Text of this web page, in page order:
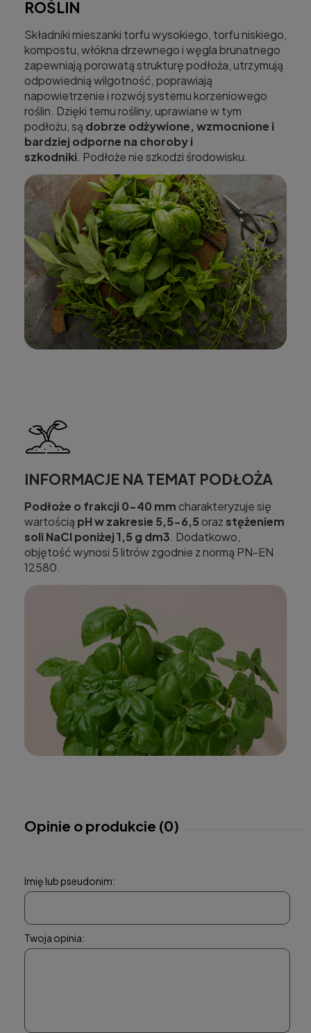
ROŚLIN
Składniki mieszanki torfu wysokiego, torfu niskiego,
kompostu, włókna drzewnego i węgla brunatnego
zapewniają porowatą strukturę podłoża, utrzymują
odpowiednią wilgotność, poprawiają
napowietrzenie i rozwój systemu korzeniowego
roślin. Dzięki temu rośliny, uprawiane w tym
podłożu, są dobrze odżywione, wzmocnione i
bardziej odporne na choroby i
szkodniki. Podłoże nie szkodzi środowisku.
INFORMACJE NA TEMAT PODŁOŻA
Podłoże o frakcji 0-40 mm charakteryzuje się
wartością pH w zakresie 5,5-6,5 oraz stężeniem
soli NaCl poniżej 1,5 g dm3. Dodatkowo,
objętość wynosi 5 litrów zgodnie z normą PN-EN
12580.
Opinie o produkcie (0)
Imię lub pseudonim:
Twoja opinia: